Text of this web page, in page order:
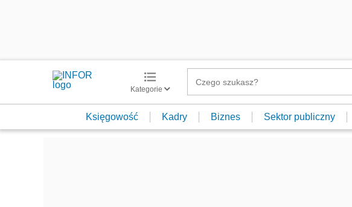
Kategorie
Księgowość Kadry Biznes Sektor publiczny